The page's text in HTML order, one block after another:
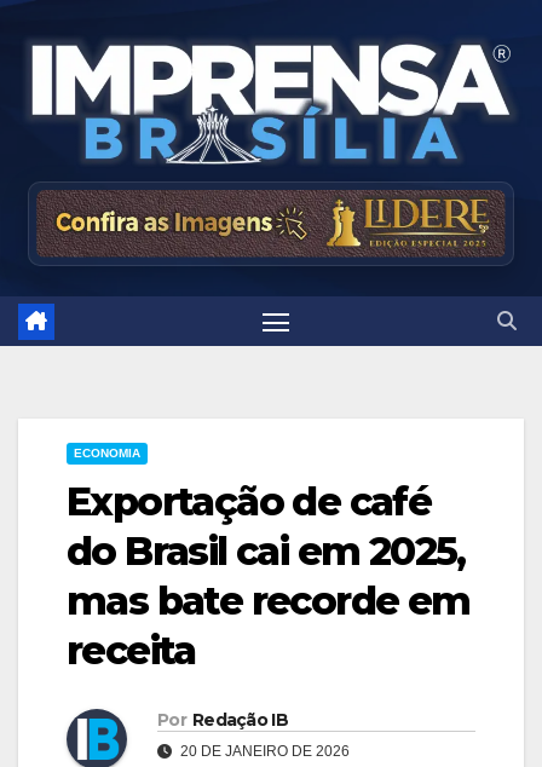
ECONOMIA
Exportação de café
do Brasil cai em 2025,
mas bate recorde em
receita
Por Redação IB
20 DE JANEIRO DE 2026